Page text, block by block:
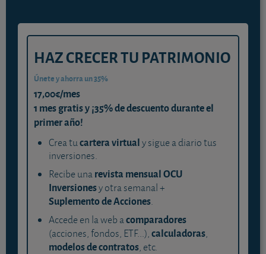
HAZ CRECER TU PATRIMONIO
Únete y ahorra un 35%
17,00€/mes
1 mes gratis y ¡35% de descuento durante el
primer año!
Crea tucartera virtualy sigue a diario tus
inversiones.
Recibe unarevista mensual OCU
Inversionesy otra semanal +
Suplemento de Acciones.
Accede en la web acomparadores
(acciones, fondos, ETF...),calculadoras,
modelos de contratos, etc.